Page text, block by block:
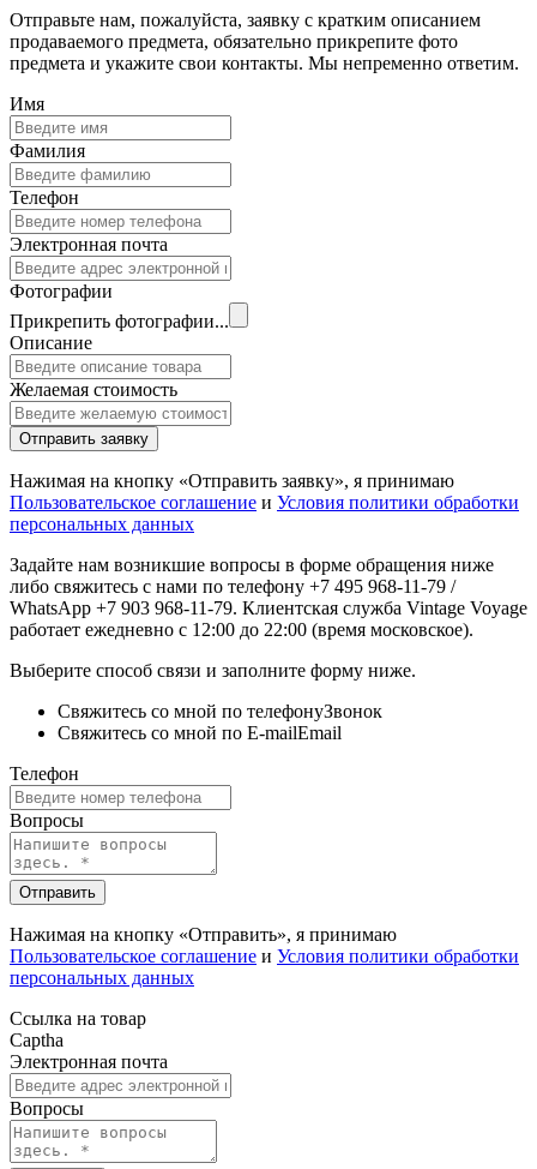
Отправьте нам, пожалуйста, заявку с кратким описанием
продаваемого предмета, обязательно прикрепите фото
предмета и укажите свои контакты. Мы непременно ответим.
Имя
Фамилия
Телефон
Электронная почта
Фотографии
Прикрепить фотографии...
Описание
Желаемая стоимость
Отправить заявку
Нажимая на кнопку «Отправить заявку», я принимаю
Пользовательское соглашение и Условия политики обработки
персональных данных
Задайте нам возникшие вопросы в форме обращения ниже
либо свяжитесь с нами по телефону +7 495 968-11-79 /
WhatsApp +7 903 968-11-79. Клиентская служба Vintage Voyage
работает ежедневно с 12:00 до 22:00 (время московское).
Выберите способ связи и заполните форму ниже.
Свяжитесь со мной по телефонуЗвонок
Свяжитесь со мной по E-mailEmail
Телефон
Вопросы
Отправить
Нажимая на кнопку «Отправить», я принимаю
Пользовательское соглашение и Условия политики обработки
персональных данных
Ссылка на товар
Captha
Электронная почта
Вопросы